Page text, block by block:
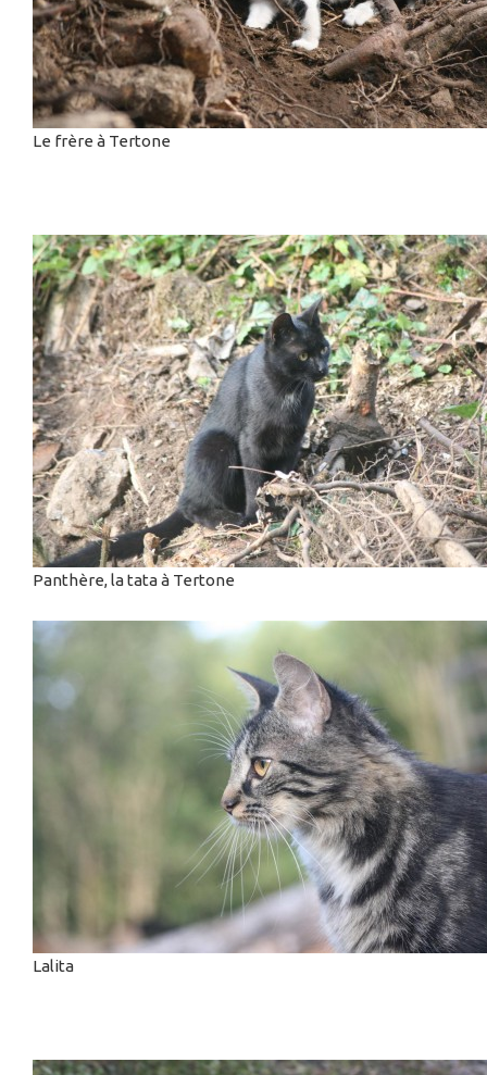
Le frère à Tertone
Panthère, la tata à Tertone
Lalita